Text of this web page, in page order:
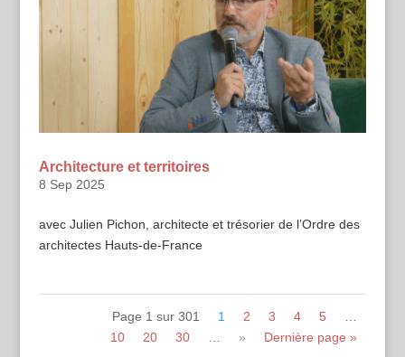
Architecture et territoires
8 Sep 2025
avec Julien Pichon, architecte et trésorier de l’Ordre des
architectes Hauts-de-France
Page 1 sur 301 1 2 3 4 5
10
20 30 » Dernière page »